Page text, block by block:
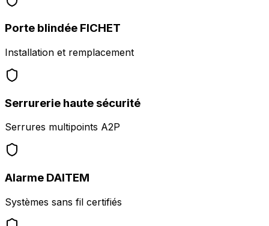
Porte blindée FICHET
Installation et remplacement
Serrurerie haute sécurité
Serrures multipoints A2P
Alarme DAITEM
Systèmes sans fil certifiés